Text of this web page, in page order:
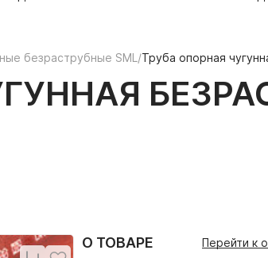
безраструбные SML /Труба опорная
О ТОВАРЕ Перейти к